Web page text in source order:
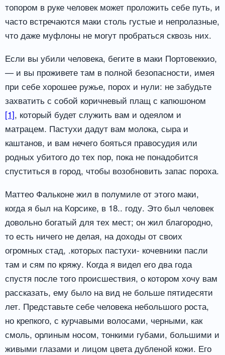
топором в руке человек может проложить себе путь, и
часто встречаются маки столь густые и непролазные,
что даже муфлоны не могут пробраться сквозь них.
Если вы убили человека, бегите в маки Портовеккио,
— и вы проживете там в полной безопасности, имея
при себе хорошее ружье, порох и нули: не забудьте
захватить с собой коричневый плащ с капюшоном
[1], который будет служить вам и одеялом и
матрацем. Пастухи дадут вам молока, сыра и
каштанов, и вам нечего бояться правосудия или
родных убитого до тех пор, пока не понадобится
спуститься в город, чтобы возобновить запас пороха.
Маттео Фальконе жил в полумиле от этого маки,
когда я был на Корсике, в 18.. году. Это был человек
довольно богатый для тех мест; он жил благородно,
то есть ничего не делая, на доходы от своих
огромных стад, .которых пастухи- кочевники пасли
там и сям по кряжу. Когда я видел его два года
спустя после того происшествия, о котором хочу вам
рассказать, ему было на вид не больше пятидесяти
лет. Представьте себе человека небольшого роста,
но крепкого, с курчавыми волосами, черными, как
смоль, орлиным носом, тонкими губами, большими и
живыми глазами и лицом цвета дубленой кожи. Его